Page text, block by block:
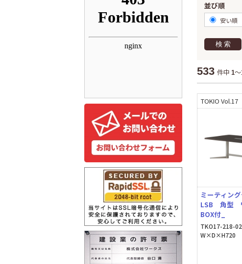
並び順
安い順
検索
533 件中 1～
TOKIO Vol.17
ミーティン
LSB 角型
BOX付_
TKO17-218-02
W×D×H720